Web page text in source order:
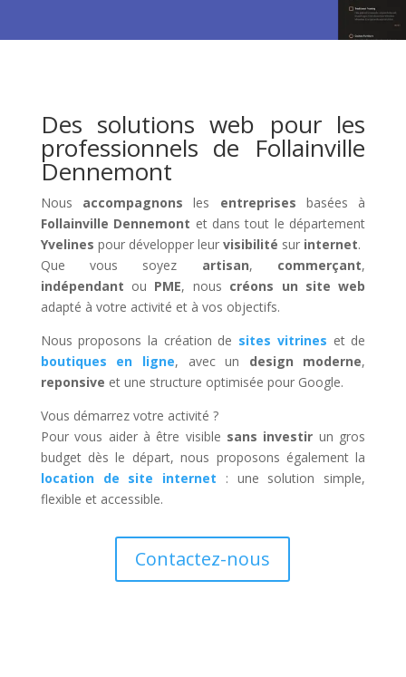
Des solutions web pour les
professionnels de Follainville
Dennemont
Nous accompagnons les entreprises basées à
Follainville Dennemont et dans tout le département
Yvelines pour développer leur visibilité sur internet.
Que vous soyez artisan, commerçant,
indépendant ou PME, nous créons un site web
adapté à votre activité et à vos objectifs.
Nous proposons la création de sites vitrines et de
boutiques en ligne, avec un design moderne,
reponsive et une structure optimisée pour Google.
Vous démarrez votre activité ?
Pour vous aider à être visible sans investir un gros
budget dès le départ, nous proposons également la
location de site internet : une solution simple,
flexible et accessible.
Contactez-nous